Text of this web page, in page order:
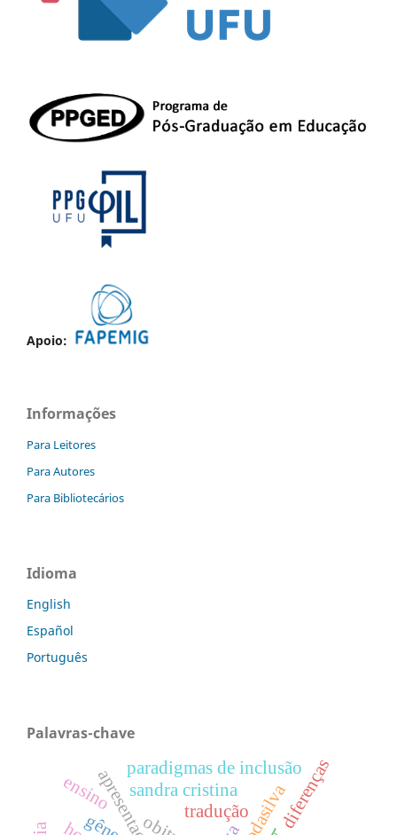
Apoio:
Informações
Para Leitores
Para Autores
Para Bibliotecários
Idioma
English
Español
Português
Palavras-chave
tradução
sandra cristina diferenças
paradigmas de inclusão
ensino